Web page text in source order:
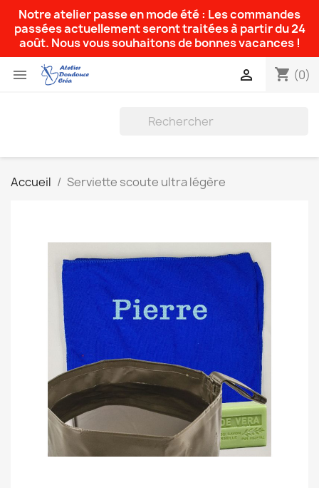
Notre atelier passe en mode été : Les commandes
passées actuellement seront traitées à partir du 24
août. Nous vous souhaitons de bonnes vacances !
 shopping_cart (0)

Accueil Serviette scoute ultra légère